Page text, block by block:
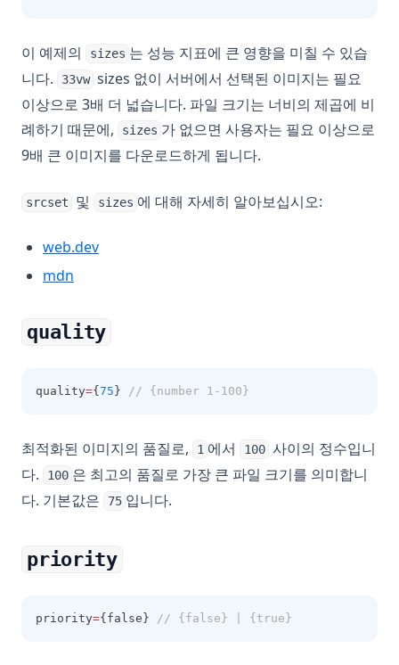
이 예제의 sizes 는 성능 지표에 큰 영향을 미칠 수 있습
니다.
33vw sizes 없이 서버에서 선택된 이미지는 필요
이상으로 3배 더 넓습니다. 파일 크기는 너비의 제곱에 비
례하기 때문에,
sizes 가 없으면 사용자는 필요 이상으로
9배 큰 이미지를 다운로드하게 됩니다.
srcset 및 sizes 에 대해 자세히 알아보십시오:
web.dev(opens in a new tab)
mdn
quality
quality={ 75 } // {number 1-100}
최적화된 이미지의 품질로, 1 에서 100 사이의 정수입니
다.
100 은 최고의 품질로 가장 큰 파일 크기를 의미합니
다. 기본값은
75 입니다.
priority
priority={false} // {false} | {true}